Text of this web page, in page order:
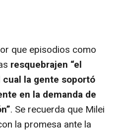
que episodios como
resquebrajen “el
la gente soportó
en la demanda de
. Se recuerda que Milei
la promesa ante la